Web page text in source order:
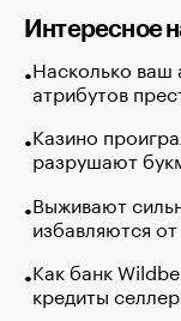
Интересное
Насколько ваш
атрибутов
Казино
разрушают
Выживают
избавляются
Как банк
кредиты